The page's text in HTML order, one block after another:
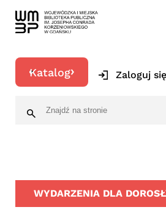
Katalog Zaloguj
WYDARZENIA DLA